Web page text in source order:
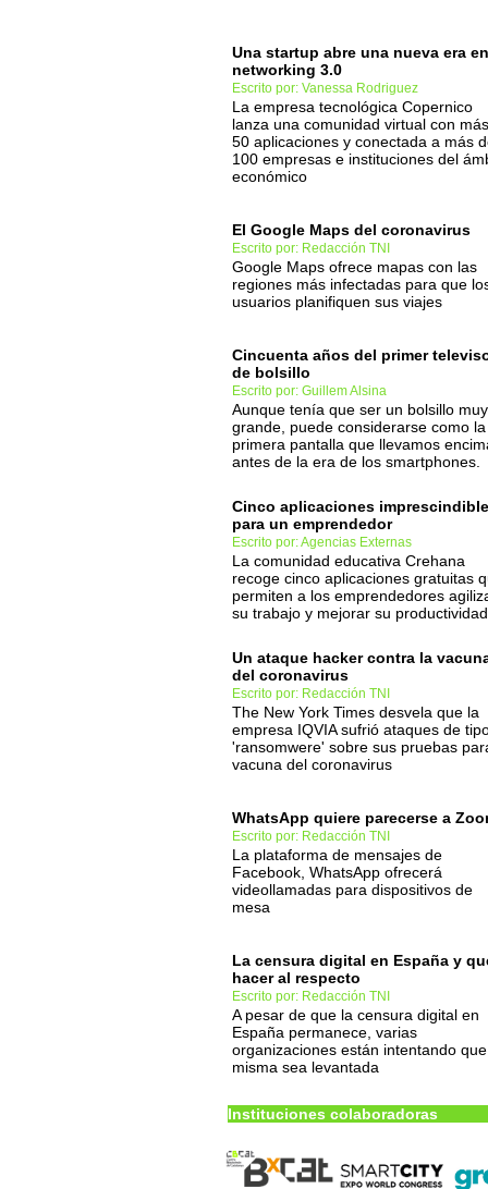
Una startup abre una nueva era
networking 3.0
Escrito por: Vanessa Rodriguez
La empresa tecnológica Copernico
lanza una comunidad virtual con
50 aplicaciones y conectada a más
100 empresas e instituciones del
económico
El Google Maps del coronavirus
Escrito por: Redacción TNI
Google Maps ofrece mapas con las
regiones más infectadas para que
usuarios planifiquen sus viajes
Cincuenta años del primer
de bolsillo
Escrito por: Guillem Alsina
Aunque tenía que ser un bolsillo muy
grande, puede considerarse como la
primera pantalla que llevamos
antes de la era de los smartphones.
Cinco aplicaciones
para un emprendedor
Escrito por: Agencias Externas
La comunidad educativa Crehana
recoge cinco aplicaciones gratuitas
permiten a los emprendedores
su trabajo y mejorar su
Un ataque hacker contra la
del coronavirus
Escrito por: Redacción TNI
The New York Times desvela que la
empresa IQVIA sufrió ataques de
'ransomwere' sobre sus pruebas
vacuna del coronavirus
WhatsApp quiere parecerse a
Escrito por: Redacción TNI
La plataforma de mensajes de
Facebook, WhatsApp ofrecerá
videollamadas para dispositivos de
mesa
La censura digital en España y
hacer al respecto
Escrito por: Redacción TNI
A pesar de que la censura digital en
España permanece, varias
organizaciones están intentando
misma sea levantada
Instituciones colaboradoras